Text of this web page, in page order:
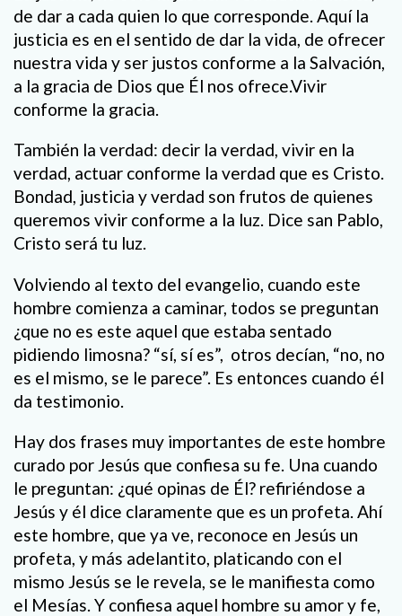
de dar a cada quien lo que corresponde. Aquí la
justicia es en el sentido de dar la vida, de ofrecer
nuestra vida y ser justos conforme a la Salvación,
a la gracia de Dios que Él nos ofrece.Vivir
conforme la gracia.
También la verdad: decir la verdad, vivir en la
verdad, actuar conforme la verdad que es Cristo.
Bondad, justicia y verdad son frutos de quienes
queremos vivir conforme a la luz. Dice san Pablo,
Cristo será tu luz.
Volviendo al texto del evangelio, cuando este
hombre comienza a caminar, todos se preguntan
¿que no es este aquel que estaba sentado
pidiendo limosna? “sí, sí es”, otros decían, “no, no
es el mismo, se le parece”. Es entonces cuando él
da testimonio.
Hay dos frases muy importantes de este hombre
curado por Jesús que confiesa su fe. Una cuando
le preguntan: ¿qué opinas de Él? refiriéndose a
Jesús y él dice claramente que es un profeta. Ahí
este hombre, que ya ve, reconoce en Jesús un
profeta, y más adelantito, platicando con el
mismo Jesús se le revela, se le manifiesta como
el Mesías. Y confiesa aquel hombre su amor y fe,